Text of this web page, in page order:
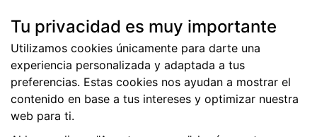
Más de 2 millones de descargas
Tu privacidad es muy importante
Utilizamos cookies únicamente para darte una
experiencia personalizada y adaptada a tus
preferencias. Estas cookies nos ayudan a mostrar el
contenido en base a tus intereses y optimizar nuestra
web para ti.